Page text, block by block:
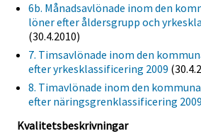
6b. Månadsavlönade inom den
löner efter åldersgrupp och
(30.4.2010)
7. Timsavlönade inom den
efter yrkesklassificering 2009
8. Timavlönade inom den
efter näringsgrenklassificering 2009
Kvalitetsbeskrivningar